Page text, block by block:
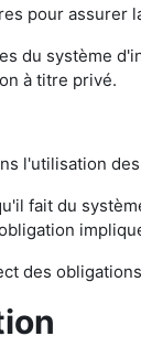
pour
du système
à titre privé.
l'utilisation
fait du
des